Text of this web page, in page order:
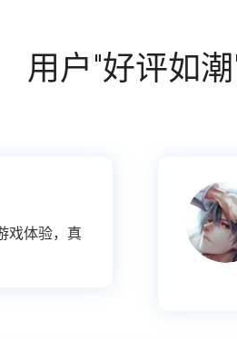
用户"好评如
戏体验，真